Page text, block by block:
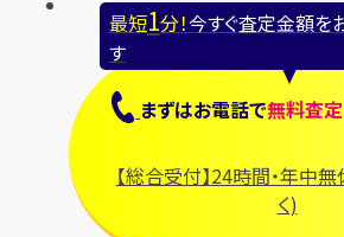
最短1分！今すぐ査定金額を
す
まずはお電話で無料査定
【総合受付】24時間・年中
く)